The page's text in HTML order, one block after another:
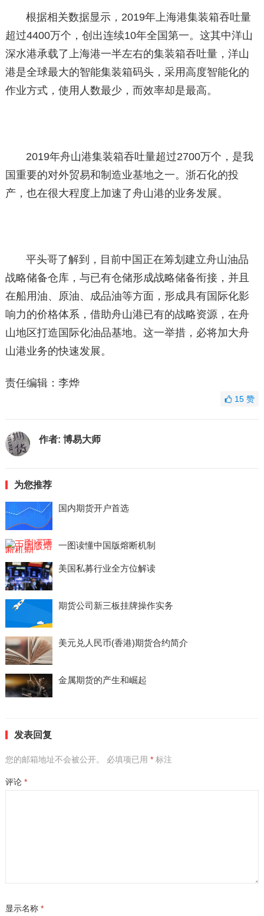
根据相关数据显示，2019年上海港集装箱吞吐量
超过4400万个，创出连续10年全国第一。这其中洋山
深水港承载了上海港一半左右的集装箱吞吐量，洋山
港是全球最大的智能集装箱码头，采用高度智能化的
作业方式，使用人数最少，而效率却是最高。
2019年舟山港集装箱吞吐量超过2700万个，是我
国重要的对外贸易和制造业基地之一。浙石化的投
产，也在很大程度上加速了舟山港的业务发展。
平头哥了解到，目前中国正在筹划建立舟山油品
战略储备仓库，与已有仓储形成战略储备衔接，并且
在船用油、原油、成品油等方面，形成具有国际化影
响力的价格体系，借助舟山港已有的战略资源，在舟
山地区打造国际化油品基地。这一举措，必将加大舟
山港业务的快速发展。
责任编辑：李烨
15赞
作者: 博易大师
为您推荐
国内期货开户首选
一图读懂中国版熔断机制
美国私募行业全方位解读
期货公司新三板挂牌操作实务
美元兑人民币(香港)期货合约简介
金属期货的产生和崛起
发表回复
您的邮箱地址不会被公开。 必填项已用 *标注
评论 *
显示名称 *